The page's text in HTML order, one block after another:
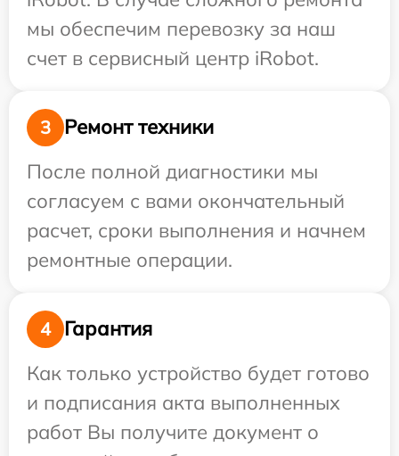
мы обеспечим перевозку за наш
счет в сервисный центр iRobot.
3
Ремонт техники
После полной диагностики мы
согласуем с вами окончательный
расчет, сроки выполнения и начнем
ремонтные операции.
4
Гарантия
Как только устройство будет готово
и подписания акта выполненных
работ Вы получите документ о